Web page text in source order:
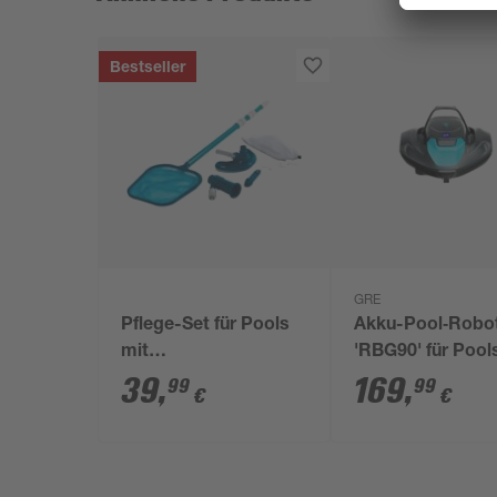
Bestseller
Pflege-Set für Pools
mit
Kartuschenfilteranlage,
4-teilig
39,99 €
GRE
Akku-
'RBG90' für
80 m²
169,99 €